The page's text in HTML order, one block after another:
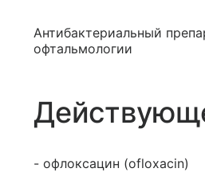
Антибактериальный
офтальмологии
- офлоксацин (ofloxacin)